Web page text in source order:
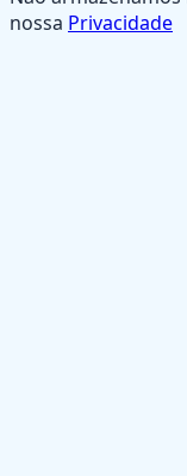
nossa Privacidade